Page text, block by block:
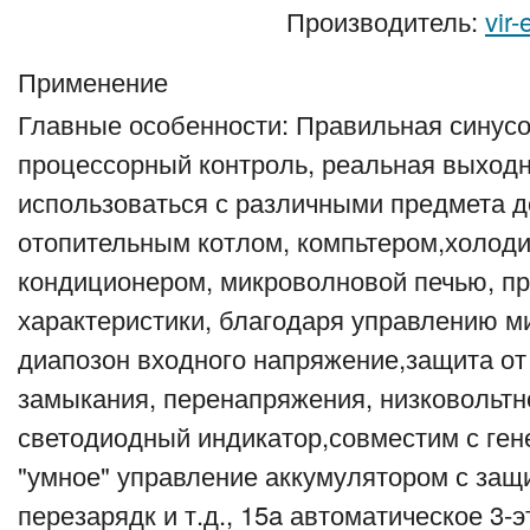
Производитель: vir-
Применение
Главные особенности: Правильная
процессорный контроль, реальная
использоваться с различными предмета
отопительным котлом,
кондиционером, микроволновой печью,
характеристики, благодаря управлению
диапозон входного напряжение,защита от
замыкания, перенапряжения,
светодиодный индикатор,совместим с
"умное" управление аккумулятором с
перезарядк и т.д., 15a автоматическое 3-